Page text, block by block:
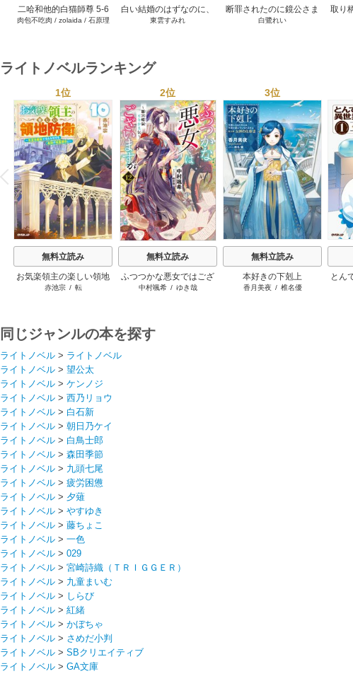
二哈和他的白猫師尊 5-6
巻
肉包不吃肉 / zolaida / 石原理
白い結婚のはずなのに、
旦那様の指先が止まりま
東雲すみれ
断罪されたのに鏡公さま
が私を鏡牢から出してく
白鷺れい
取り
ライトノベルランキング
P
r
e
v
i
o
u
s
1位
無料立読み
お気楽領主の楽しい領地
防衛
赤池宗/ 転
2位
無料立読み
ふつつかな悪女ではござ
いますが
中村颯希/ ゆき哉
3位
無料立読み
本好きの下剋上
香月美夜 / 椎名優
とん
同じジャンルの本を探す
ライトノベル > ライトノベル
ライトノベル > 望公太
ライトノベル > ケンノジ
ライトノベル > 西乃リョウ
ライトノベル > 白石新
ライトノベル > 朝日乃ケイ
ライトノベル > 白鳥士郎
ライトノベル > 森田季節
ライトノベル > 九頭七尾
ライトノベル > 疲労困憊
ライトノベル > 夕薙
ライトノベル > やすゆき
ライトノベル > 藤ちょこ
ライトノベル > 一色
ライトノベル > 029
ライトノベル > 宮崎詩織（ＴＲＩＧＧＥＲ）
ライトノベル > 九童まいむ
ライトノベル > しらび
ライトノベル > 紅緒
ライトノベル > かぼちゃ
ライトノベル > さめだ小判
ライトノベル > SBクリエイティブ
ライトノベル > GA文庫